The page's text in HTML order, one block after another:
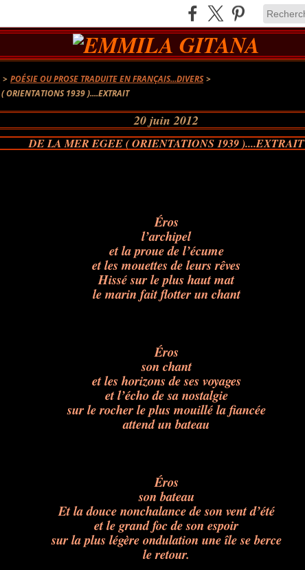
> POÉSIE OU PROSE TRADUITE EN FRANÇAIS...DIVERS >
ORIENTATIONS 1939 )....EXTRAIT
20 juin 2012
DE LA MER EGEE ( ORIENTATIONS 1939 )....EXTRAIT
Éros
l’archipel
et la proue de l’écume
et les mouettes de leurs rêves
Hissé sur le plus haut mat
le marin fait flotter un chant
Éros
son chant
et les horizons de ses voyages
et l’écho de sa nostalgie
sur le rocher le plus mouillé la fiancée
attend un bateau
Éros
son bateau
Et la douce nonchalance de son vent d’été
et le grand foc de son espoir
sur la plus légère ondulation une île se berce
le retour.